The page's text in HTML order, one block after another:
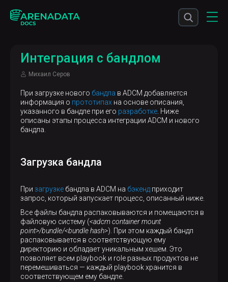
Интеграция с бандлом
Михаил Серов
При загрузке нового бандла в ADCM добавляется
информация о прототипах на основе описания,
указанного в бандле при его разработке . Ниже
описаны этапы процесса интеграции ADCM и нового
бандла.
Загрузка бандла
При загрузке бандла в ADCM на бэкенд приходит
запрос, который запускает процесс, описанный ниже.
Все файлы бандла распаковываются и помещаются в
файловую систему (<adcm container mount
point>/bundle/<bundle hash>). При этом каждый бандл
распаковывается в соответствующую ему
директорию и обладает уникальным хешем. Это
позволяет всем playbook и role разных продуктов не
перемешиваться — каждый playbook хранится в
соответствующем ему бандле.